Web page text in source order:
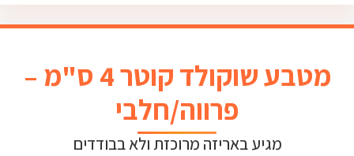
מטבע שוקולד קוטר 4 ס"מ –
פרווה/חלבי
מגיע באריזה מרוכזת ולא בבודדים